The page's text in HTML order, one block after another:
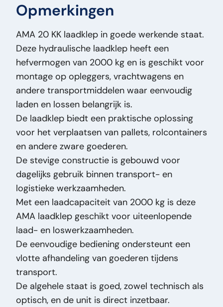
Model Orig:20 KK 2000 KG
Prijstype:
VastePrijs
Staat Algemeen:Goed
Staat Optisch:Goed
Staat Technisch: Goed
Titel:AMA 20 KK 2000 KG AMA 20 KK -
Laadklep - 2000 Kg laad capaciteit -
Oplegger - Taillift PM3119
Toevoeging: AMA 20 KK - Laadklep - 2000 Kg
laad capaciteit - Oplegger - Taillift
Type:20 KK 2000 KG
Vermogen Motor Pk:0
Vin:18045378
Voedingsspanning:V 24
Voertuigsoort:Onderdeel
Opmerkingen
AMA 20 KK laadklep in goede werkende staat.
Deze hydraulische laadklep heeft een
hefvermogen van 2000 kg en is geschikt voor
montage op opleggers, vrachtwagens en
andere transportmiddelen waar eenvoudig
laden en lossen belangrijk is.
De laadklep biedt een praktische oplossing
voor het verplaatsen van pallets, rolcontainers
en andere zware goederen.
De stevige constructie is gebouwd voor
dagelijks gebruik binnen transport- en
logistieke werkzaamheden.
Met een laadcapaciteit van 2000 kg is deze
AMA laadklep geschikt voor uiteenlopende
laad- en loswerkzaamheden.
De eenvoudige bediening ondersteunt een
vlotte afhandeling van goederen tijdens
transport.
De algehele staat is goed, zowel technisch als
optisch, en de unit is direct inzetbaar.